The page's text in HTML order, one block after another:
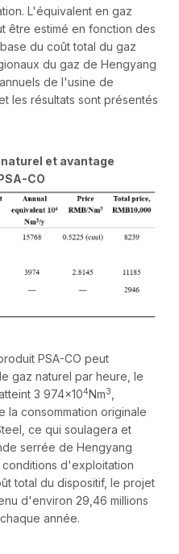
L'équivalent en gaz
être estimé en fonction des
du coût total du gaz
du gaz de Hengyang
de l'usine de
les résultats sont présentés
et avantage
CO
PSA-CO peut
gaz naturel par heure, le
3 974×104Nm3
la consommation originale
ce qui soulagera et
serrée de Hengyang
d'exploitation
total du dispositif, le projet
d'environ 29,46 millions
année.